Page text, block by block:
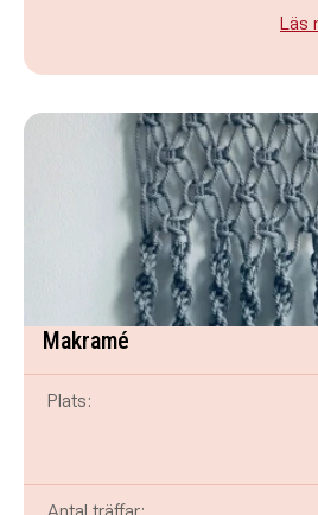
Läs
Makramé
Plats: